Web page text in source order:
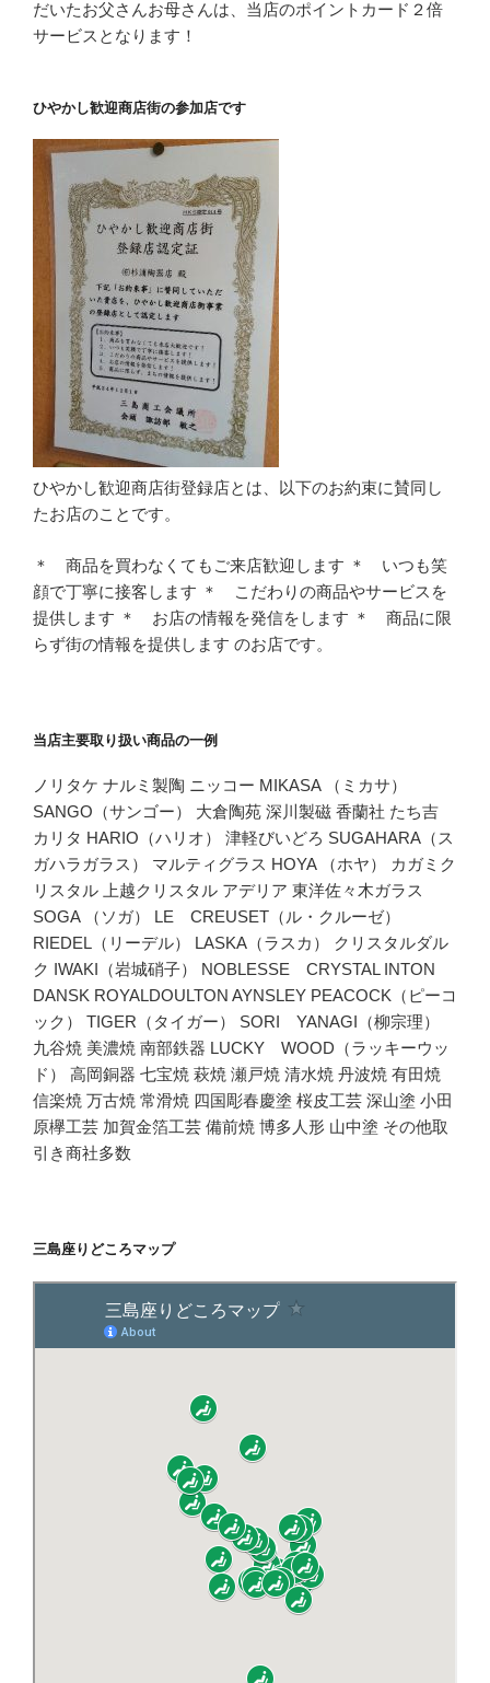
だいたお父さんお母さんは、当店のポイントカード２倍
サービスとなります！
ひやかし歓迎商店街の参加店です
ひやかし歓迎商店街登録店とは、以下のお約束に賛同し
たお店のことです。
＊ 商品を買わなくてもご来店歓迎します ＊ いつも笑
顔で丁寧に接客します ＊ こだわりの商品やサービスを
提供します ＊ お店の情報を発信をします ＊ 商品に限
らず街の情報を提供します のお店です。
当店主要取り扱い商品の一例
ノリタケ ナルミ製陶 ニッコー MIKASA （ミカサ）
SANGO（サンゴー） 大倉陶苑 深川製磁 香蘭社 たち吉
カリタ HARIO（ハリオ） 津軽びいどろ SUGAHARA（ス
ガハラガラス） マルティグラス HOYA （ホヤ） カガミク
リスタル 上越クリスタル アデリア 東洋佐々木ガラス
SOGA （ソガ） LE CREUSET（ル・クルーゼ）
RIEDEL（リーデル） LASKA（ラスカ） クリスタルダル
ク IWAKI（岩城硝子） NOBLESSE CRYSTAL INTON
DANSK ROYALDOULTON AYNSLEY PEACOCK（ピーコ
ック） TIGER（タイガー） SORI YANAGI（柳宗理）
九谷焼 美濃焼 南部鉄器 LUCKY WOOD（ラッキーウッ
ド） 高岡銅器 七宝焼 萩焼 瀬戸焼 清水焼 丹波焼 有田焼
信楽焼 万古焼 常滑焼 四国彫春慶塗 桜皮工芸 深山塗 小田
原欅工芸 加賀金箔工芸 備前焼 博多人形 山中塗 その他取
引き商社多数
三島座りどころマップ